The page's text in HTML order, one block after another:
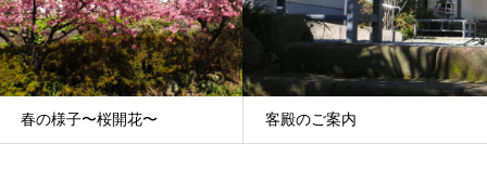
春の様子〜桜開花〜 客殿のご案内